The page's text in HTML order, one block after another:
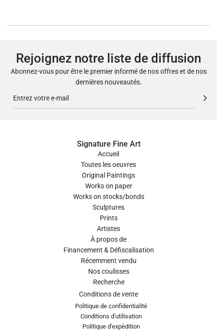
Rejoignez notre liste de diffusion
Abonnez-vous pour être le premier informé de nos offres et de nos
dernières nouveautés.
Signature Fine Art
Accueil
Toutes les oeuvres
Original Paintings
Works on paper
Works on stocks/bonds
Sculptures
Prints
Artistes
À propos de
Financement & Défiscalisation
Récemment vendu
Nos coulisses
Recherche
Conditions de vente
Politique de confidentialité
Conditions d'utilisation
Politique d'expédition